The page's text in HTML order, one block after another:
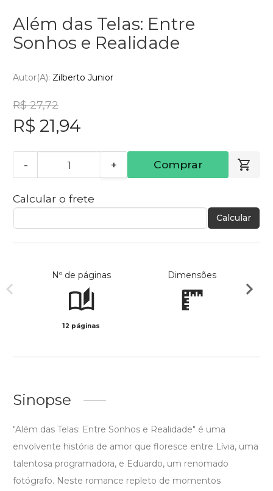
Além das Telas: Entre
Sonhos e Realidade
Autor(a): Zilberto Junior
R$ 27,72
R$ 21,94
- + Comprar
Calcular o frete
Calcular
Nº de páginas
12 páginas
Dimensões
Sinopse
"Além das Telas: Entre Sonhos e Realidade" é uma
envolvente história de amor que floresce entre Lívia, uma
talentosa programadora, e Eduardo, um renomado
fotógrafo. Neste romance repleto de momentos